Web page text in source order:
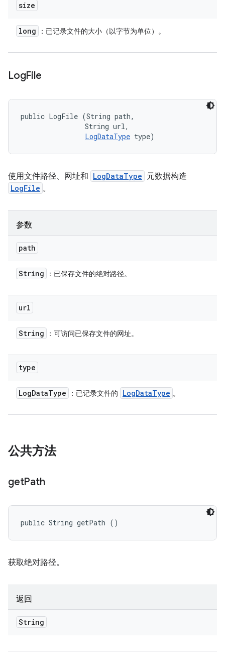
size
long ：已记录文件的大小（以字节为单位）。
LogFile
public LogFile (String path,
                String url,
LogDataType type)
使用文件路径、网址和 LogDataType 元数据构造
LogFile 。
参数
path
String ：已保存文件的绝对路径。
url
String ：可访问已保存文件的网址。
type
LogDataType ：已记录文件的 LogDataType 。
公共方法
getPath
public String getPath ()
获取绝对路径。
返回
String